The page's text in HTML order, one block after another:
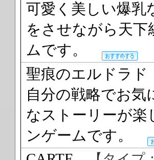
可愛く美しい爆乳
をさせながら天
ムです。
聖痕のエルドラド
自分の戦略でお気
なストーリーが
ンゲームです。